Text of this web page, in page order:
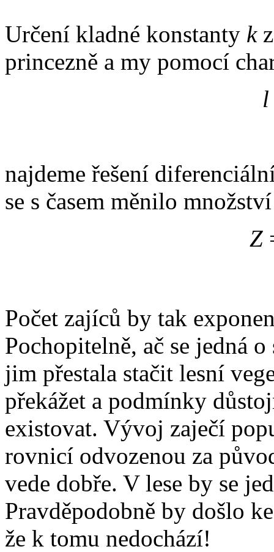
Určení kladné konstanty k
princezně a my pomocí
l
najdeme řešení
se s časem měnilo
Z
Počet zajíců by tak
Pochopitelně, ač se jedná
jim přestala stačit lesní
překážet a podmínky
existovat. Vývoj zaječí
rovnicí odvozenou za
vede dobře. V lese by se
Pravděpodobně by došlo
že k tomu nedochází!